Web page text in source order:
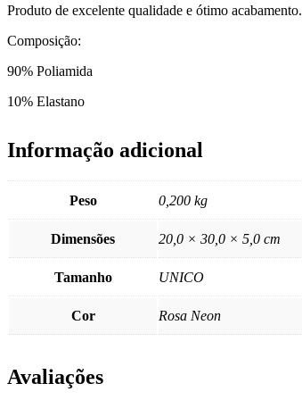
Produto de excelente qualidade e ótimo acabamento.
Composição:
90% Poliamida
10% Elastano
Informação adicional
Peso 0,200 kg
Dimensões 20,0 × 30,0 × 5,0 cm
Tamanho UNICO
Cor Rosa Neon
Avaliações